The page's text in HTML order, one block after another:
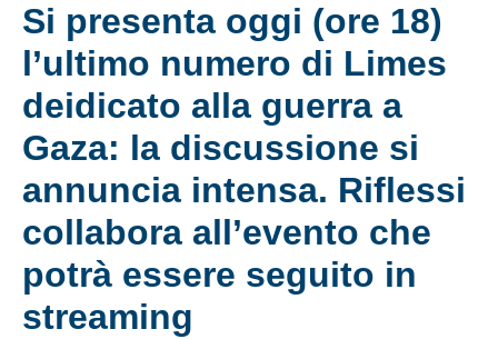
Si presenta oggi (ore 18)
l’ultimo numero di Limes
deidicato alla guerra a
Gaza: la discussione si
annuncia intensa. Riflessi
collabora all’evento che
potrà essere seguito in
streaming